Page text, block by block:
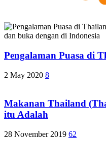
Pengalaman Puasa di
2 May 2020 8
Makanan Thailand
itu Adalah
28 November 2019 62